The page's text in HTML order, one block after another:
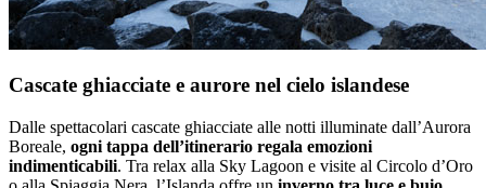
Cascate ghiacciate e aurore nel cielo islandese
Dalle spettacolari cascate ghiacciate alle notti illuminate dall’Aurora
Boreale, ogni tappa dell’itinerario regala emozioni
indimenticabili. Tra relax alla Sky Lagoon e visite al Circolo d’Oro